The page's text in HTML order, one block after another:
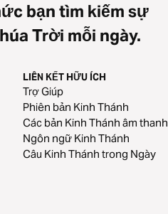
bạn tìm kiếm sự
Trời mỗi ngày.
LIÊN KẾT HỮU ÍCH
Trợ Giúp
Phiên bản Kinh Thánh
Các bản Kinh Thánh âm thanh
Ngôn ngữ Kinh Thánh
Câu Kinh Thánh trong Ngày